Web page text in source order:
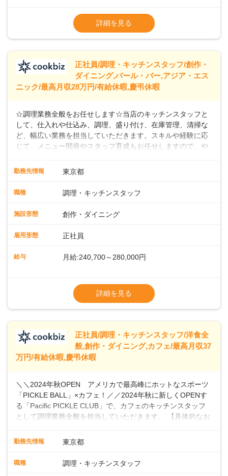
※試用期間3か月間（期間中、給与待遇変更
なし）
※経験年数を考慮の上、決定します。＜年収
例＞300万円~420万円 （賞与年3回を含む）
＞＞＞パートスタッフも同時募集中！時給
詳細を見る
正社員/調理・キッチンスタッフ/創作・
ダイニング,バール・バー,アジア・エス
ニック/最高月収28万円/有給休暇,慶弔休暇
☆調理業務全般をお任せします☆当店のキッチンスタッフと
して、仕入れや仕込み、調理、盛り付け、在庫管理、清掃な
ど、幅広い業務を担当していただきます。スキルや経験に応
じて、メニュー開発やスタッフ育成もお任せしますので、や
アアップのチャンスが豊富に用意されています。 【Dam
もと、クラフトビールと共に楽しめるこだわりのフィッシュ
中東、アジアなどの多国籍エッセンスを取り入れたカジュア
楽しい・美味しい瞬間をビールでつなぐことをコンセプト
ら醸造しています。私たちと一緒に、新しいスタートを切り
勤務先情報 東京都
職種 調理・キッチンスタッフ
施設形態 創作・ダイニング
雇用形態 正社員
給与 月給:240,700～280,000円
▼給与改定（年1回)
▼決算賞与（年1回)
【手当】
▼残業手当（固定残業見合手当43,613円～／
残業見合30時間を超えた分は別途支給）
▼交通費支給（上限月10万円)
※第二新卒は月給22万円～
詳細を見る
正社員/調理・キッチンスタッフ/洋食全
般,創作・ダイニング,カフェ/最高月収37
万円/有給休暇,慶弔休暇
＼＼2024年秋OPEN アメリカで最高峰にホットなスポーツ
「PICKLE BALL」×カフェ！／／2024年秋に新しくOPENす
る「Pacific PICKLE CLUB」で、カフェのキッチンスタッフ
として調理業務全般を担当していただきます。 【具体的なお
清掃などスキルや希望に応じて、新メニューの開発にも積極
新店舗の立ち上げに貢献し、カフェの成功に向けた重要な役
勤務先情報 東京都
職種 調理・キッチンスタッフ